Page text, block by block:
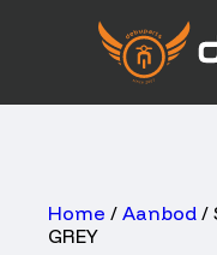
Home / Aanbod /
GREY